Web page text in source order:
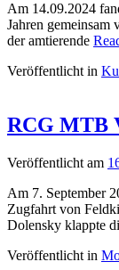
Am 14.09.2024
Jahren gemeinsam
der amtierende
Veröffentlicht in
RCG MTB
Veröffentlicht am
Am 7. September
Zugfahrt von
Dolensky klappte
Veröffentlicht in